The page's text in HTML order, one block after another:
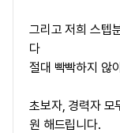
그리고 저희 스텝
다
절대 빡빡하지 않
초보자, 경력자 모
원 해드립니다.